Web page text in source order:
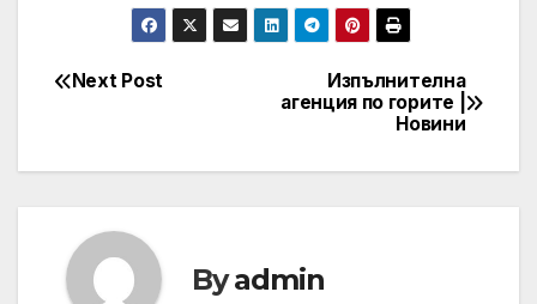
Post
Изпълнителна
агенция по горите |
Новини
Next Post
Byadmin